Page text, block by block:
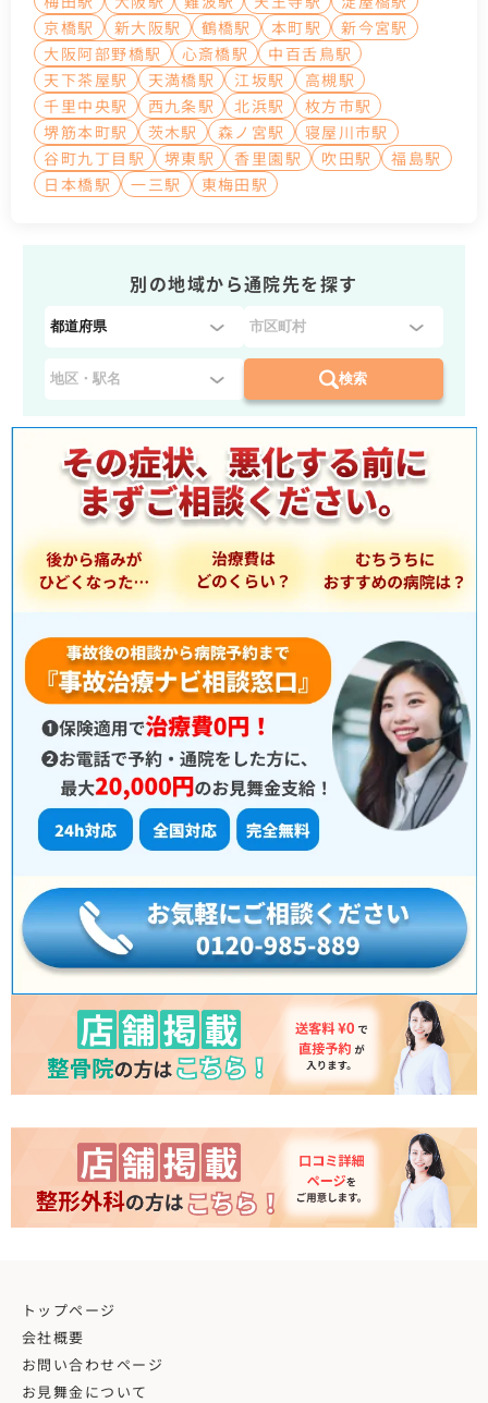
京橋駅
新大阪駅 鶴橋駅 本町駅
新今宮駅
大阪阿部野橋駅
心斎橋駅
中百舌鳥駅
天下茶屋駅
天満橋駅 江坂駅
高槻駅
千里中央駅
西九条駅 北浜駅
枚方市駅
堺筋本町駅
茨木駅 森ノ宮駅
寝屋川市駅
谷町九丁目駅
堺東駅 香里園駅 吹田駅
福島駅
日本橋駅
一三駅 東梅田駅
別の地域から通院先を探す
都
県
を
選
択
：
検索
トップページ
会社概要
お問い合わせページ
お見舞金について